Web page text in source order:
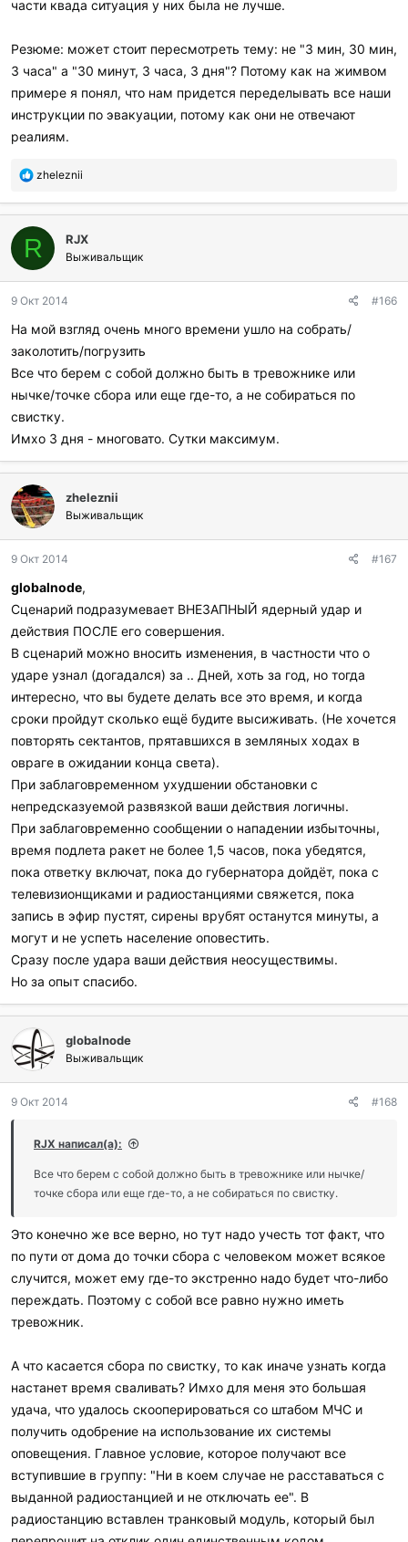
части квада ситуация у них была не лучше.
Резюме: может стоит пересмотреть тему: не "3 мин, 30 мин,
3 часа" а "30 минут, 3 часа, 3 дня"? Потому как на жимвом
примере я понял, что нам придется переделывать все наши
инструкции по эвакуации, потому как они не отвечают
реалиям.
П
б
л
а
г
о
а
и
л
и
zheleznii
R RJX
Выживальщик
9 Окт 2014 #166
На мой взгляд очень много времени ушло на собрать/
заколотить/погрузить
Все что берем с собой должно быть в тревожнике или
нычке/точке сбора или еще где-то, а не собираться по
свистку.
Имхо 3 дня - многовато. Сутки максимум.
zheleznii
Выживальщик
9 Окт 2014 #167
globalnode,
Сценарий подразумевает ВНЕЗАПНЫЙ ядерный удар и
действия ПОСЛЕ его совершения.
В сценарий можно вносить изменения, в частности что о
ударе узнал (догадался) за .. Дней, хоть за год, но тогда
интересно, что вы будете делать все это время, и когда
сроки пройдут сколько ещё будите высиживать. (Не хочется
повторять сектантов, прятавшихся в земляных ходах в
овраге в ожидании конца света).
При заблаговременном ухудшении обстановки с
непредсказуемой развязкой ваши действия логичны.
При заблаговременно сообщении о нападении избыточны,
время подлета ракет не более 1,5 часов, пока убедятся,
пока ответку включат, пока до губернатора дойдёт, пока с
телевизионщиками и радиостанциями свяжется, пока
запись в эфир пустят, сирены врубят останутся минуты, а
могут и не успеть население оповестить.
Сразу после удара ваши действия неосуществимы.
Но за опыт спасибо.
globalnode
Выживальщик
9 Окт 2014 #168
RJX написал(а):
Все что берем с собой должно быть в тревожнике или нычке/
точке сбора или еще где-то, а не собираться по свистку.
Это конечно же все верно, но тут надо учесть тот факт, что
по пути от дома до точки сбора с человеком может всякое
случится, может ему где-то экстренно надо будет что-либо
переждать. Поэтому с собой все равно нужно иметь
тревожник.
А что касается сбора по свистку, то как иначе узнать когда
настанет время сваливать? Имхо для меня это большая
удача, что удалось скооперироваться со штабом МЧС и
получить одобрение на использование их системы
оповещения. Главное условие, которое получают все
вступившие в группу: "Ни в коем случае не расставаться с
выданной радиостанцией и не отключать ее". В
радиостанцию вставлен транковый модуль, который был